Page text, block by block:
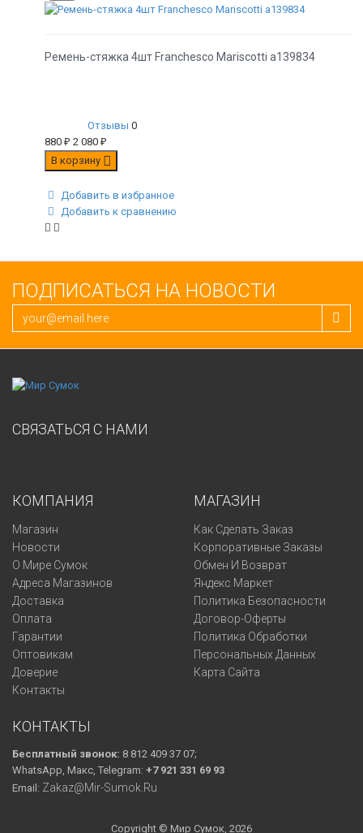
Ремень-стяжка 4шт Franchesco Mariscotti а139834
Отзывы 0
880 ₽ 2 080 ₽
В корзину
Добавить в избранное
Добавить к сравнению
ПОДПИСАТЬСЯ НА НОВОСТИ
СВЯЗАТЬСЯ С НАМИ
КОМПАНИЯ
Магазин
Новости
О Мире Сумок
Адреса Магазинов
Доставка
Оплата
Гарантии
Оптовикам
Доверие
Контакты
МАГАЗИН
Как Сделать Заказ
Корпоративные Заказы
Обмен И Возврат
Яндекс Маркет
Политика Безопасности
Договор-Оферты
Политика Обработки
Персональных Данных
Карта Сайта
КОНТАКТЫ
Бесплатный звонок: 8 812 409 37 07;
WhatsApp, Макс, Telegram: +7 921 331 69 93
Email: Zakaz@mir-Sumok.ru
Copyright © Мир Сумок, 2026